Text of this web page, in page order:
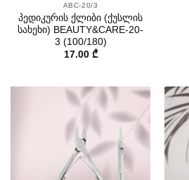
ABC-20/3
პედიკურის ქლიბი (ქუსლის
სახეხი) BEAUTY&CARE-20-
3 (100/180)
17.00 ₾